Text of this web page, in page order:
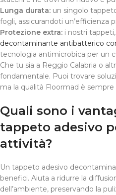
Lunga durata: un singolo
fogli, assicurandoti un’efficienza
Protezione extra: i nostri
decontaminante antibatterico
tecnologia antimicrobica per un
Che tu sia a Reggio Calabria o
fondamentale. Puoi trovare
ma la qualità Floormad è
Quali sono i
tappeto adesivo
attività?
Un tappeto adesivo
benefici. Aiuta a ridurre la
dell’ambiente, preservando la